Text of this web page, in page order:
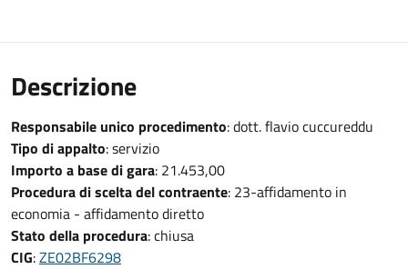
Descrizione
Responsabile unico procedimento: dott. flavio cuccureddu
Tipo di appalto: servizio
Importo a base di gara: 21.453,00
Procedura di scelta del contraente: 23-affidamento in
economia - affidamento diretto
Stato della procedura: chiusa
CIG:ZE02BF6298